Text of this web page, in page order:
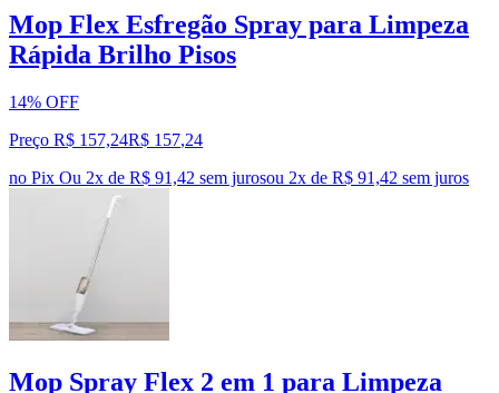
Mop Flex Esfregão Spray para Limpeza
Rápida Brilho Pisos
14% OFF
Preço R$ 157,24R$ 157,24
no Pix Ou 2x de R$ 91,42 sem jurosou 2x de R$ 91,42 sem juros
Mop Spray Flex 2 em 1 para Limpeza